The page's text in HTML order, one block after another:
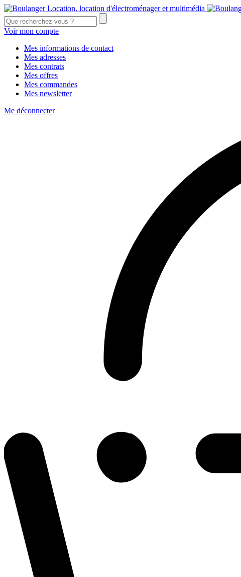
Voir mon compte
Mes informations de contact
Mes adresses
Mes contrats
Mes offres
Mes commandes
Mes newsletter
Me déconnecter